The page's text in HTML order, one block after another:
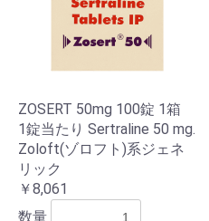
ZOSERT 50mg 100錠 1箱
1錠当たり Sertraline 50 mg.
Zoloft(ゾロフト)系ジェネ
リック
￥8,061
数量